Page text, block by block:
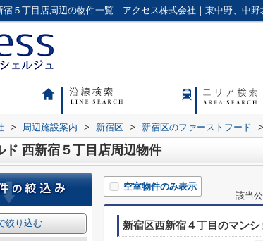
> 周辺施設案内 > 新宿区 > 新宿区のファーストフード >
ド 西新宿５丁目店周辺物件
空室物件のみ表示
該当
新宿区西新宿４丁目のマンシ
絞り込む